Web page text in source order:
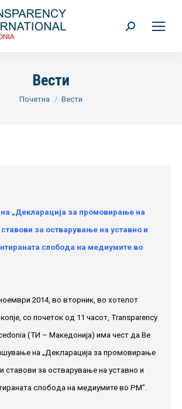
Search:
Вести
You are here:
Почетна Вести
„Декларација за промовирање на
за остварување на уставно и
слобода на медиумите во
2014, во вторник, во хотелот
со почеток од 11 часот, Transparency
(ТИ – Македонија) има чест да Ве
на „Декларација за промовирање
ставови за остварување на уставно и
слобода на медиумите во РМ”.